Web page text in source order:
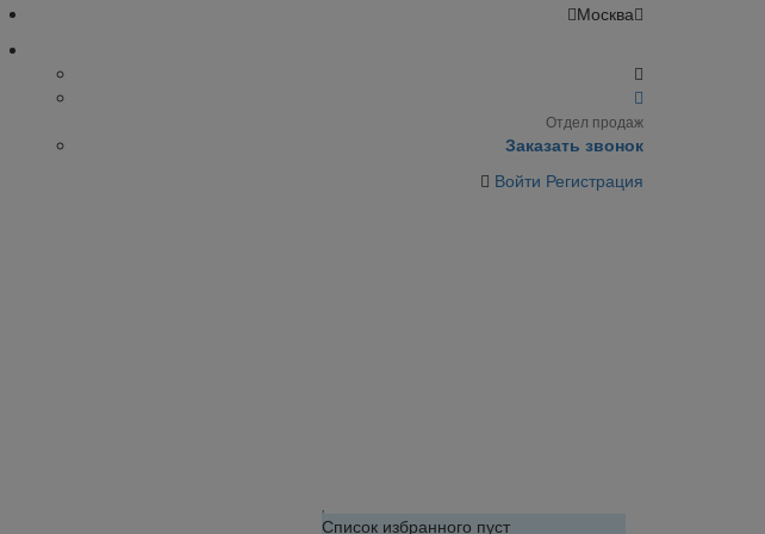
Москва
Отдел продаж
Заказать звонок
Войти Регистрация
Список избранного пуст